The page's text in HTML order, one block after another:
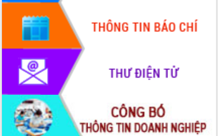
Lấy ý kiến điều chỉnh Quy hoạch tỉnh
Đắk Lắk thời kỳ 2021-2030, tầm nhìn
đến năm 2050
Phát động chiến dịch 30 ngày đêm
giải phóng mặt bằng Tuyến đường bộ
ven biển
Đắk Lắk nỗ lực thúc đẩy tăng trưởng
kinh tế từ 10% trở lên trong Quý
Đắk Lắk ký kết thỏa thuận hợp tác về
chuyển đổi số giai đoạn 2026 – 2030
với Tập đoàn Bưu chính Viễn thông
Việt Nam